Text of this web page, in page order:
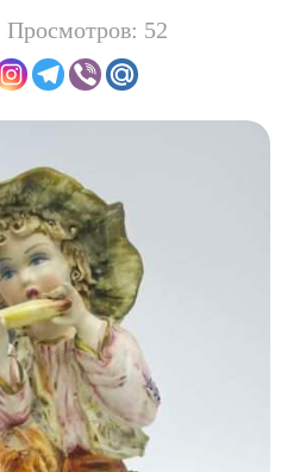
Просмотров: 52